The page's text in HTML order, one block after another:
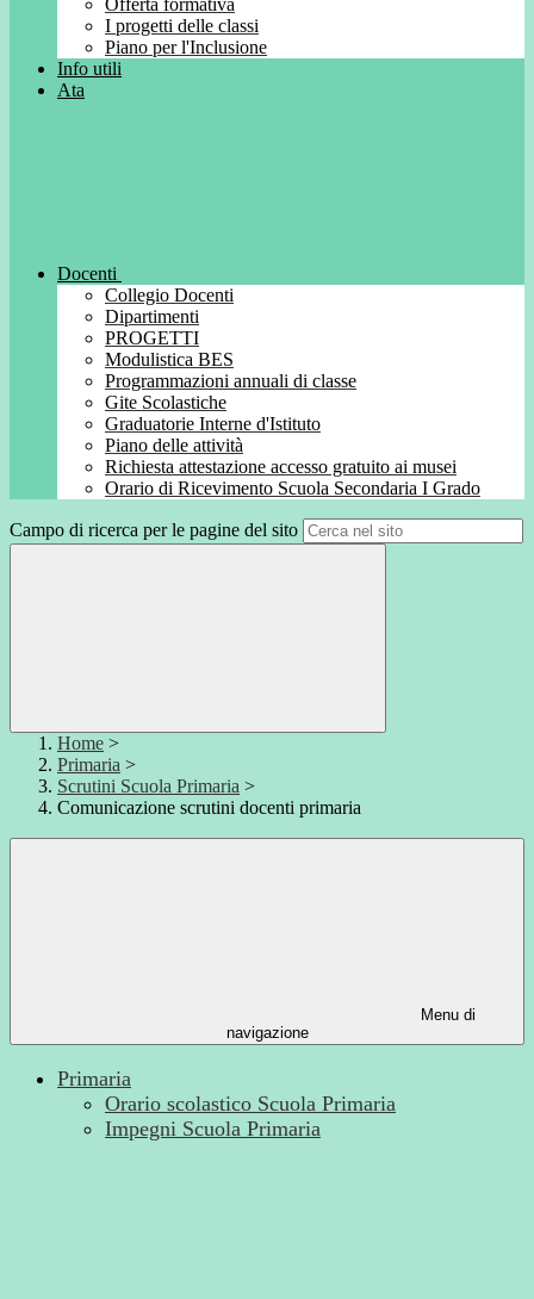
Offerta formativa
I progetti delle classi
Piano per l'Inclusione
Info utili
Ata
Docenti
Collegio Docenti
Dipartimenti
PROGETTI
Modulistica BES
Programmazioni annuali di classe
Gite Scolastiche
Graduatorie Interne d'Istituto
Piano delle attività
Richiesta attestazione accesso gratuito ai musei
Orario di Ricevimento Scuola Secondaria I Grado
Campo di ricerca per le pagine del sito
Home >
Primaria >
Scrutini Scuola Primaria >
Comunicazione scrutini docenti primaria
Menu di
navigazione
Primaria
Orario scolastico Scuola Primaria
Impegni Scuola Primaria